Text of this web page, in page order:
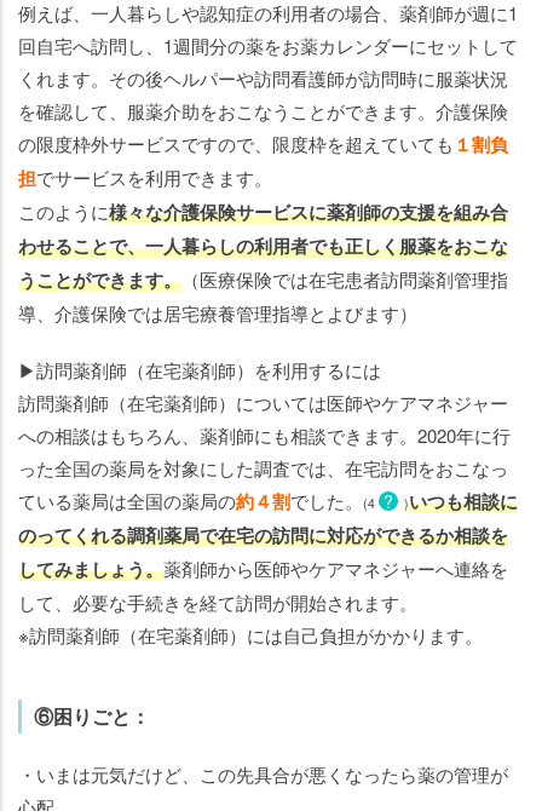
例えば、一人暮らしや認知症の利用者の場合、薬剤師が週に1
回自宅へ訪問し、1週間分の薬をお薬カレンダーにセットして
くれます。その後ヘルパーや訪問看護師が訪問時に服薬状況
を確認して、服薬介助をおこなうことができます。介護保険
の限度枠外サービスですので、限度枠を超えていても １割負
担でサービスを利用できます。
このように様々な介護保険サービスに薬剤師の支援を組み合
わせることで、一人暮らしの利用者でも正しく服薬をおこな
うことができます。 （医療保険では在宅患者訪問薬剤管理指
導、介護保険では居宅療養管理指導とよびます）
▶訪問薬剤師（在宅薬剤師）を利用するには
訪問薬剤師（在宅薬剤師）については医師やケアマネジャー
への相談はもちろん、薬剤師にも相談できます。2020年に行
った全国の薬局を対象にした調査では、在宅訪問をおこなっ
ている薬局は全国の薬局の約４割でした。 (4 ? )いつも相談に
のってくれる調剤薬局で在宅の訪問に対応ができるか相談を
してみましょう。薬剤師から医師やケアマネジャーへ連絡を
して、必要な手続きを経て訪問が開始されます。
※訪問薬剤師（在宅薬剤師）には自己負担がかかります。
⑥困りごと：
・いまは元気だけど、この先具合が悪くなったら薬の管理が